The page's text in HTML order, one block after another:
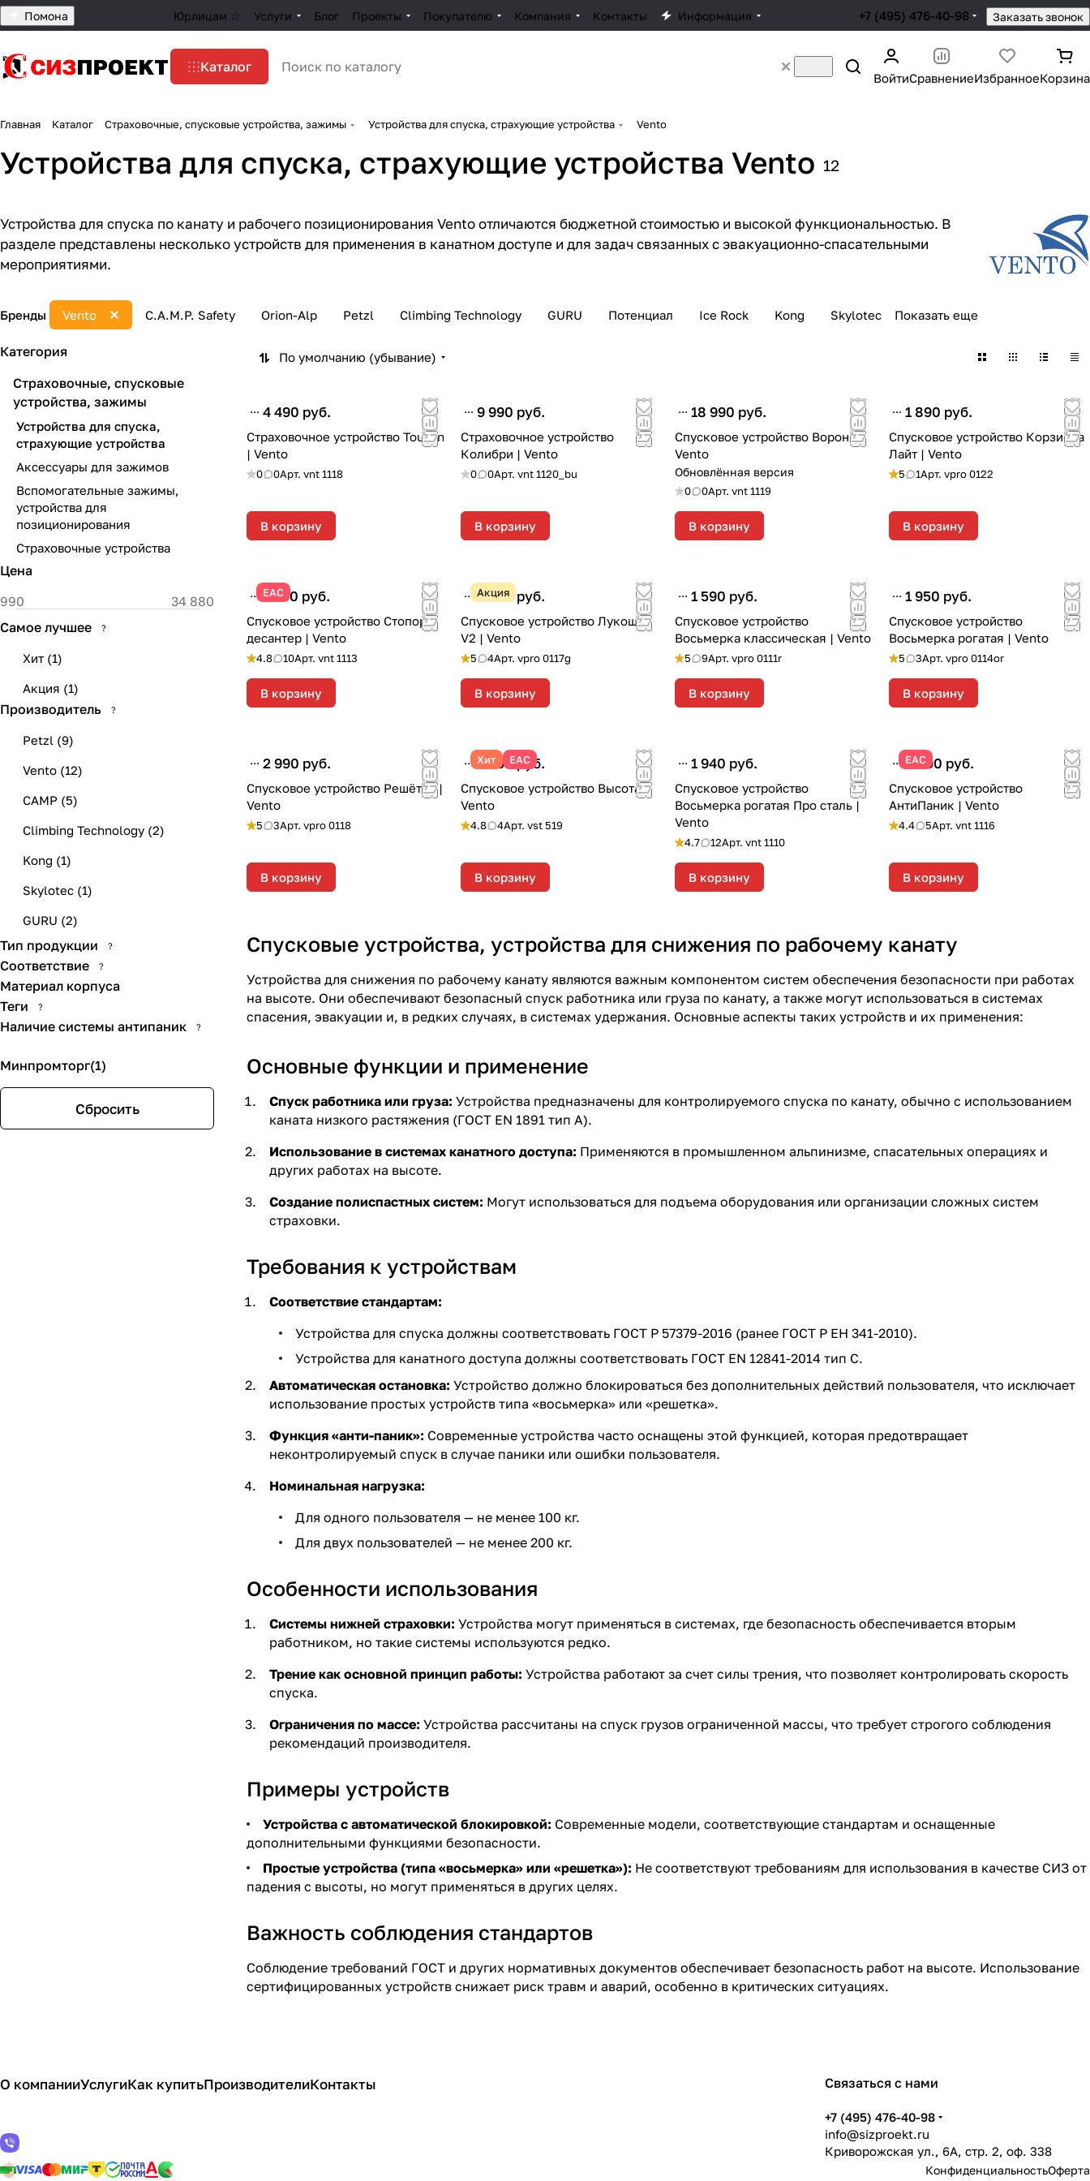
Помона Юрлицам ☆ Услуги Блог Проекты Покупателю Компания Контакты Информация +7 (495) 476-40-98 Заказать звонок
Каталог
ВойтиСравнениеИзбранноеКорзина
Главная Каталог Страховочные, спусковые устройства, зажимы Устройства для спуска, cтрахующие устройства Vento
Устройства для спуска, cтрахующие устройства Vento 12
Устройства для спуска по канату и рабочего позиционирования Vento отличаются бюджетной стоимостью и высокой функциональностью. В
разделе представлены несколько устройств для применения в канатном доступе и для задач связанных с эвакуационно-спасательными
мероприятиями.
Бренды C.A.M.P. Safety Orion-Alp Petzl
Vento Climbing Technology GURU Потенциал Ice Rock Kong Skylotec Показать еще
По умолчанию (убывание)
4 490 руб.
Страховочное устройство Toucan
| Vento
0 0Арт. vnt 1118
В корзину
9 990 руб.
Страховочное устройство
Колибри | Vento
0 0Арт. vnt 1120_bu
В корзину
18 990 руб.
Спусковое устройство Ворон |
Vento
Обновлённая версия
0 0Арт. vnt 1119
В корзину
1 890 руб.
Спусковое устройство Корзинка
Лайт | Vento
5 1Арт. vpro 0122
В корзину
ЕАС
7 990 руб.
Спусковое устройство Стопор-
десантер | Vento
4.8 10Арт. vnt 1113
В корзину
Акция
2 590 руб.
Спусковое устройство Лукошко
V2 | Vento
5 4Арт. vpro 0117g
В корзину
1 590 руб.
Спусковое устройство
Восьмерка классическая | Vento
5 9Арт. vpro 0111r
В корзину
1 950 руб.
Спусковое устройство
Восьмерка рогатая | Vento
5 3Арт. vpro 0114or
В корзину
2 990 руб.
Спусковое устройство Решётка |
Vento
5 3Арт. vpro 0118
В корзину
Хит ЕАС
3 950 руб.
Спусковое устройство Высота |
Vento
4.8 4Арт. vst 519
В корзину
1 940 руб.
Спусковое устройство
Восьмерка рогатая Про сталь |
Vento
4.7 12Арт. vnt 1110
В корзину
ЕАС
8 990 руб.
Спусковое устройство
АнтиПаник | Vento
4.4 5Арт. vnt 1116
В корзину
Спусковые устройства, устройства для снижения по рабочему канату
Устройства для снижения по рабочему канату являются важным компонентом систем обеспечения безопасности при работах
на высоте. Они обеспечивают безопасный спуск работника или груза по канату, а также могут использоваться в системах
спасения, эвакуации и, в редких случаях, в системах удержания. Основные аспекты таких устройств и их применения:
Основные функции и применение
Спуск работника или груза: Устройства предназначены для контролируемого спуска по канату, обычно с использованием
каната низкого растяжения (ГОСТ EN 1891 тип А).
Использование в системах канатного доступа: Применяются в промышленном альпинизме, спасательных операциях и
других работах на высоте.
Создание полиспастных систем: Могут использоваться для подъема оборудования или организации сложных систем
страховки.
Требования к устройствам
Соответствие стандартам:
Устройства для спуска должны соответствовать ГОСТ Р 57379-2016 (ранее ГОСТ Р ЕН 341-2010).
Устройства для канатного доступа должны соответствовать ГОСТ EN 12841-2014 тип С.
Автоматическая остановка: Устройство должно блокироваться без дополнительных действий пользователя, что исключает
использование простых устройств типа «восьмерка» или «решетка».
Функция «анти-паник»: Современные устройства часто оснащены этой функцией, которая предотвращает
неконтролируемый спуск в случае паники или ошибки пользователя.
Номинальная нагрузка:
Для одного пользователя — не менее 100 кг.
Для двух пользователей — не менее 200 кг.
Особенности использования
Системы нижней страховки: Устройства могут применяться в системах, где безопасность обеспечивается вторым
работником, но такие системы используются редко.
Трение как основной принцип работы: Устройства работают за счет силы трения, что позволяет контролировать скорость
спуска.
Ограничения по массе: Устройства рассчитаны на спуск грузов ограниченной массы, что требует строгого соблюдения
рекомендаций производителя.
Примеры устройств
Устройства с автоматической блокировкой: Современные модели, соответствующие стандартам и оснащенные
дополнительными функциями безопасности.
Простые устройства (типа «восьмерка» или «решетка»): Не соответствуют требованиям для использования в качестве СИЗ от
падения с высоты, но могут применяться в других целях.
Важность соблюдения стандартов
Соблюдение требований ГОСТ и других нормативных документов обеспечивает безопасность работ на высоте. Использование
сертифицированных устройств снижает риск травм и аварий, особенно в критических ситуациях.
Категория
Страховочные, спусковые
устройства, зажимы
Устройства для спуска,
cтрахующие устройства
Аксессуары для зажимов
Вспомогательные зажимы,
устройства для
позиционирования
Страховочные устройства
Цена
Самое лучшее ?
Хит (1)
Акция (1)
Производитель ?
Petzl (9)
Vento (12)
CAMP (5)
Climbing Technology (2)
Kong (1)
Skylotec (1)
GURU (2)
Orion-Alp(13
Vertical(13)
Ice Rock
Потенциал (1)
Тип продукции ?
Соответствие ?
Материал корпуса
Теги
?
Наличие системы антипаник ?
Минпромторг(1)
Сбросить
О компанииУслугиКак купитьПроизводителиКонтакты Связаться с нами
+7 (495) 476-40-98
info@sizproekt.ru
Криворожская ул., 6А, стр. 2, оф. 338
КонфиденциальностьОферта